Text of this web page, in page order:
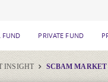
FUND PRIVATE FUND
INSIGHT SCBAM MARKET